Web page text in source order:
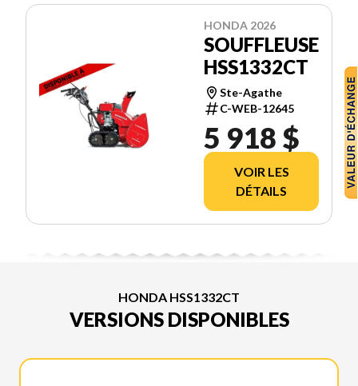
HONDA 2026
SOUFFLEUSE
HSS1332CT
Ste-Agathe
C-WEB-12645
5 918 $
VOIR LES
DÉTAILS
HONDA HSS1332CT
VERSIONS DISPONIBLES